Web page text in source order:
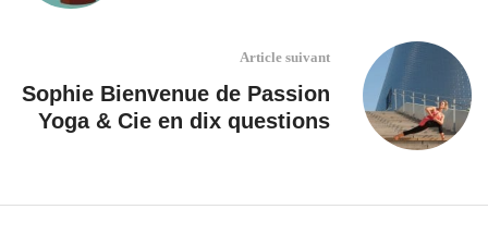
Article suivant
Sophie Bienvenue de Passion
Yoga & Cie en dix questions